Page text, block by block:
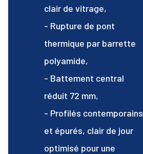
clair de vitrage,
- Rupture de pont
thermique par barrette
polyamide,
- Battement central
réduit 72 mm,
- Profilés contemporains
et épurés, clair de jour
optimisé pour une